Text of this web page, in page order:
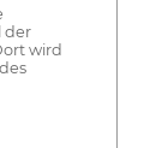
der
wird